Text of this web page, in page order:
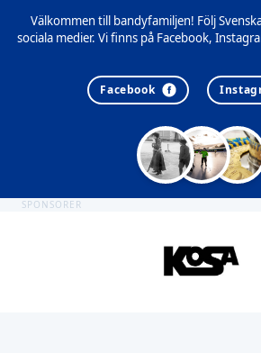
Välkommen till bandyfamiljen! Följ
sociala medier. Vi finns på Facebook,
Facebook
SPONSORER